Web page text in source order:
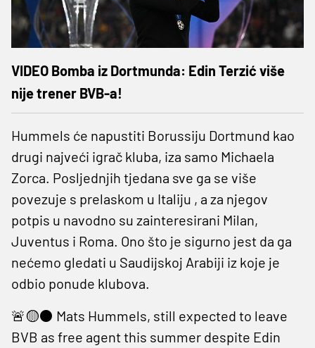
VIDEO Bomba iz Dortmunda: Edin Terzić više
nije trener BVB-a!
Hummels će napustiti Borussiju Dortmund kao
drugi najveći igrač kluba, iza samo Michaela
Zorca. Posljednjih tjedana sve ga se više
povezuje s prelaskom u Italiju , a za njegov
potpis u navodno su zainteresirani Milan,
Juventus i Roma. Ono što je sigurno jest da ga
nećemo gledati u Saudijskoj Arabiji iz koje je
odbio ponude klubova.
🚨🟡⚫️ Mats Hummels, still expected to leave
BVB as free agent this summer despite Edin